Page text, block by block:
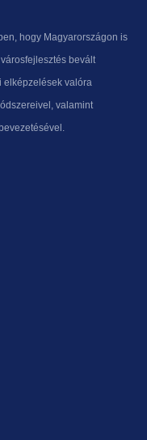
hogy Magyarországon is
bevált
elképzelések valóra
valamint